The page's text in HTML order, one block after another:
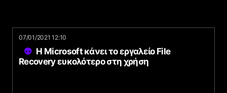
07/01/2021 12:10
Η Microsoft κάνει το εργαλείο File
Recovery ευκολότερο στη χρήση